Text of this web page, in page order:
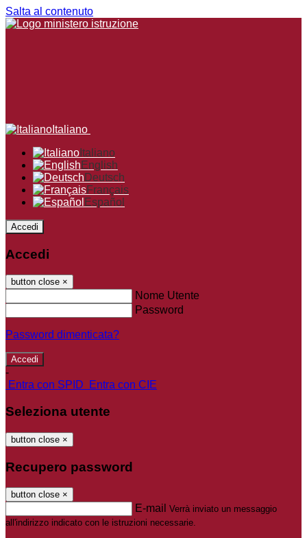
Salta al contenuto
Italiano
Italiano
English
Deutsch
Français
Español
Accedi
Accedi
button close ×
Nome Utente
Password
Password dimenticata?
-
Entra con SPID
Entra con CIE
Seleziona utente
button close ×
Recupero password
button close ×
E-mail Verrà inviato un messaggio
all'indirizzo indicato con le istruzioni necessarie.